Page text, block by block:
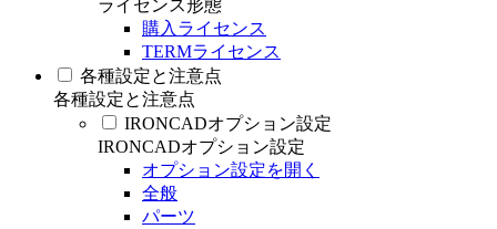
ライセンス形態
購入ライセンス
TERMライセンス
各種設定と注意点
各種設定と注意点
IRONCADオプション設定
IRONCADオプション設定
オプション設定を開く
全般
パーツ